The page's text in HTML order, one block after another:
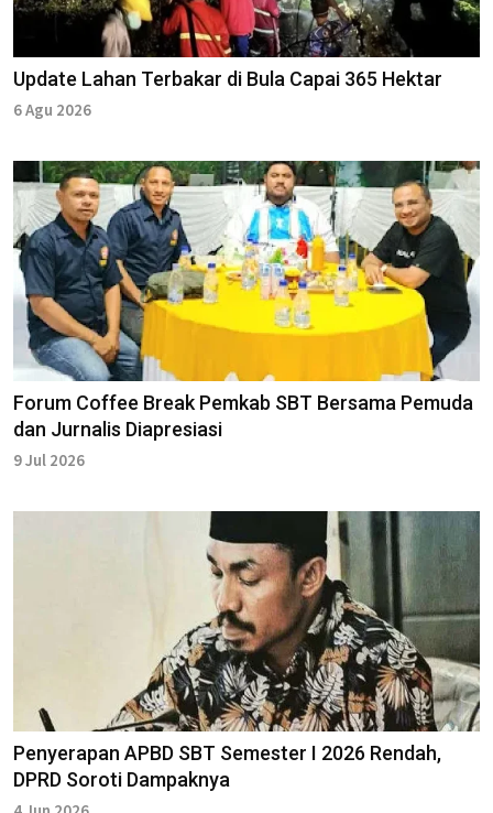
Update Lahan Terbakar di Bula Capai 365 Hektar
6 Agu 2026
Forum Coffee Break Pemkab SBT Bersama Pemuda
dan Jurnalis Diapresiasi
9 Jul 2026
Penyerapan APBD SBT Semester I 2026 Rendah,
DPRD Soroti Dampaknya